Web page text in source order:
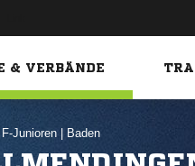
& VERBÄNDE
F-Junioren Baden